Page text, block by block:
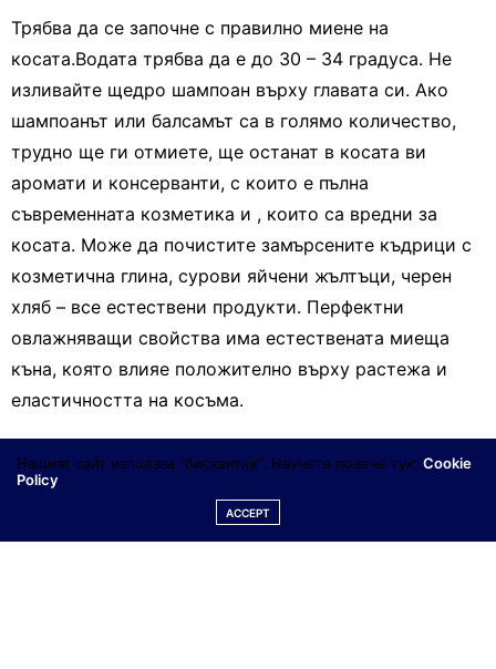
Трябва да се започне с правилно миене на
косата.Водата трябва да е до 30 – 34 градуса. Не
изливайте щедро шампоан върху главата си. Ако
шампоанът или балсамът са в голямо количество,
трудно ще ги отмиете, ще останат в косата ви
аромати и консерванти, с които е пълна
съвременната козметика и , които са вредни за
косата. Може да почистите замърсените къдрици с
козметична глина, сурови яйчени жълтъци, черен
хляб – все естествени продукти. Перфектни
овлажняващи свойства има естествената миеща
къна, която влияе положително върху растежа и
еластичността на косъма.
При изплакването също може да използвате
естествени продукти, като отвари от коприва,
лайка, цветове на магарешки бодил, корен на репей.
Нашият сайт използва "бисквитки". Научете повече тук: Cookie
Policy
ACCEPT